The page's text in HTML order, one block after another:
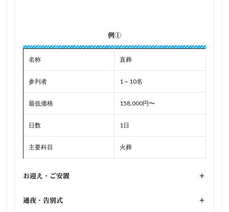
例①
名称 直葬
参列者 1～10名
最低価格 158,000円〜
日数 1日
主要科目 火葬
お迎え・ご安置 +
通夜・告別式 +